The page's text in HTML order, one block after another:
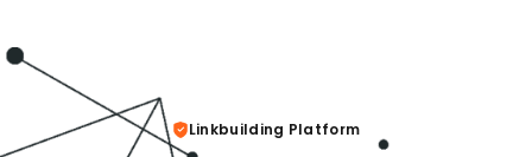
Linkbuilding Platform